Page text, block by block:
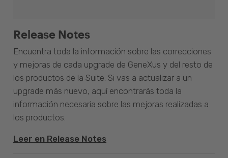
Release Notes
Encuentra toda la información sobre las correcciones
y mejoras de cada upgrade de GeneXus y del resto de
los productos de la Suite. Si vas a actualizar a un
upgrade más nuevo, aquí encontrarás toda la
información necesaria sobre las mejoras realizadas a
los productos.
Leer en Release Notes